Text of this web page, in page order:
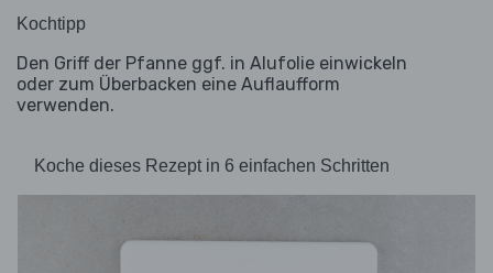
Kochtipp
Den Griff der Pfanne ggf. in Alufolie einwickeln
oder zum Überbacken eine Auflaufform
verwenden.
Koche dieses Rezept in 6 einfachen Schritten